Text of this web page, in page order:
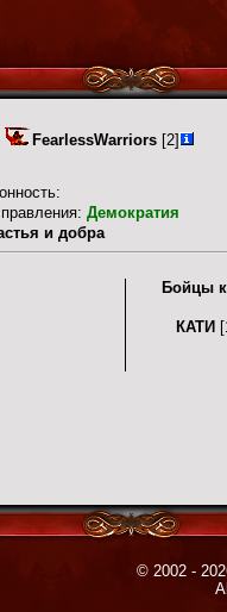
FearlessWarriors [2]
Демократия
и добра
Бойцы
КАТИ
© 2002 -